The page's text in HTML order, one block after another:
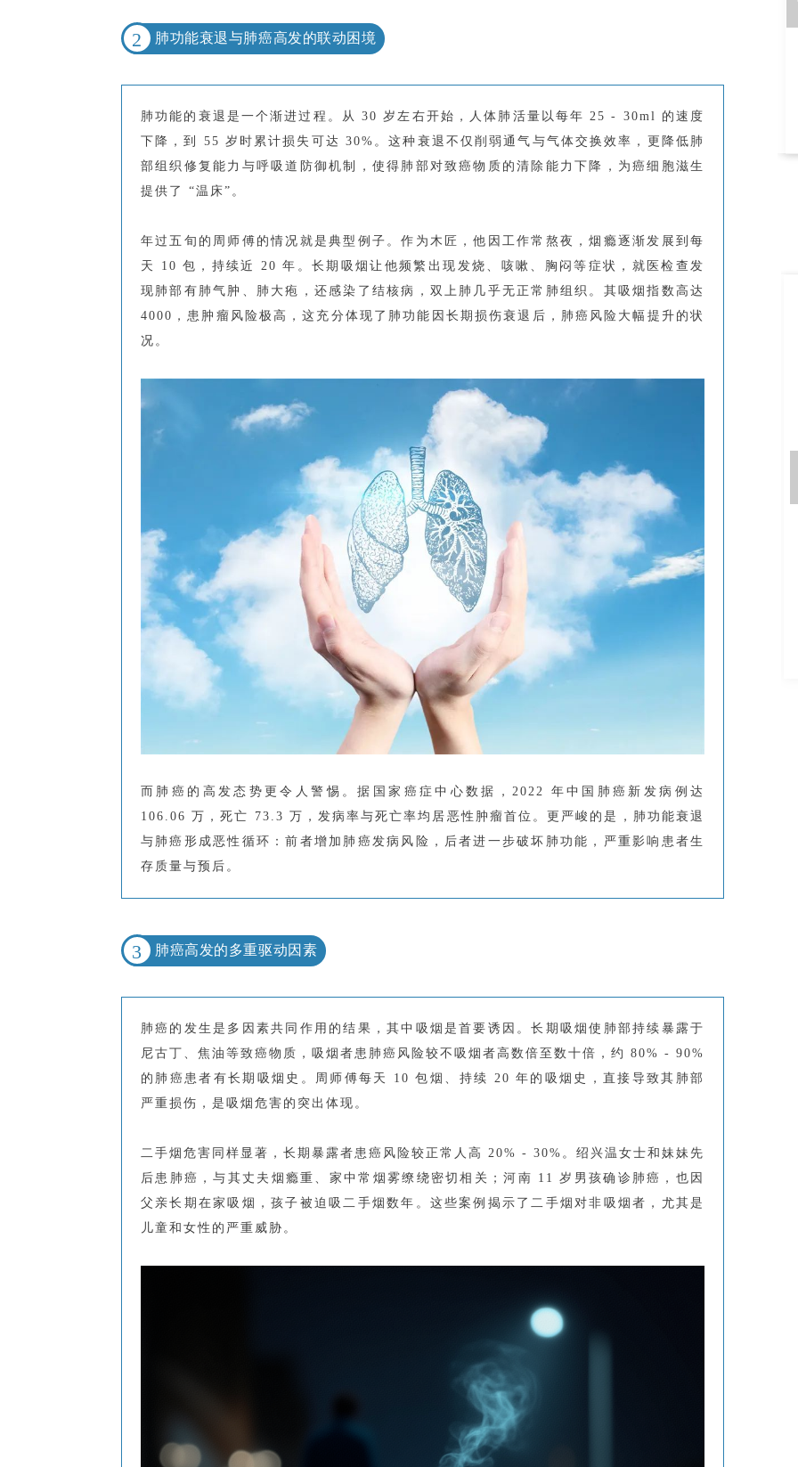
2 肺功能衰退与肺癌高发的联动困境
肺功能的衰退是一个渐进过程。从 30 岁左右开始，人体肺活量以每年 25 - 30ml 的速度
下降，到 55 岁时累计损失可达 30%。这种衰退不仅削弱通气与气体交换效率，更降低肺
部组织修复能力与呼吸道防御机制，使得肺部对致癌物质的清除能力下降，为癌细胞滋生
提供了 “温床”。
年过五旬的周师傅的情况就是典型例子。作为木匠，他因工作常熬夜，烟瘾逐渐发展到每
天 10 包，持续近 20 年。长期吸烟让他频繁出现发烧、咳嗽、胸闷等症状，就医检查发
现肺部有肺气肿、肺大疱，还感染了结核病，双上肺几乎无正常肺组织。其吸烟指数高达
4000，患肿瘤风险极高，这充分体现了肺功能因长期损伤衰退后，肺癌风险大幅提升的状
况。
而肺癌的高发态势更令人警惕。据国家癌症中心数据，2022 年中国肺癌新发病例达
106.06 万，死亡 73.3 万，发病率与死亡率均居恶性肿瘤首位。更严峻的是，肺功能衰退
与肺癌形成恶性循环：前者增加肺癌发病风险，后者进一步破坏肺功能，严重影响患者生
存质量与预后。
3 肺癌高发的多重驱动因素
肺癌的发生是多因素共同作用的结果，其中吸烟是首要诱因。长期吸烟使肺部持续暴露于
尼古丁、焦油等致癌物质，吸烟者患肺癌风险较不吸烟者高数倍至数十倍，约 80% - 90%
的肺癌患者有长期吸烟史。周师傅每天 10 包烟、持续 20 年的吸烟史，直接导致其肺部
严重损伤，是吸烟危害的突出体现。
二手烟危害同样显著，长期暴露者患癌风险较正常人高 20% - 30%。绍兴温女士和妹妹先
后患肺癌，与其丈夫烟瘾重、家中常烟雾缭绕密切相关；河南 11 岁男孩确诊肺癌，也因
父亲长期在家吸烟，孩子被迫吸二手烟数年。这些案例揭示了二手烟对非吸烟者，尤其是
儿童和女性的严重威胁。